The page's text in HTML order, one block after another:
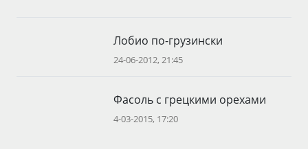
Лобио по-грузински
24-06-2012, 21:45
Фасоль с грецкими орехами
4-03-2015, 17:20